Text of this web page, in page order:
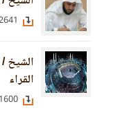
الشيخ
القراء